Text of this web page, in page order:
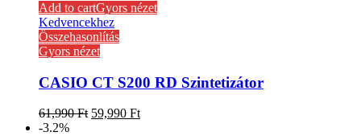
Add to cartGyors nézet
Kedvencekhez
Összehasonlítás
Gyors nézet
CASIO CT S200 RD Szintetizátor
61,990Ft 59,990 Ft
-3.2%